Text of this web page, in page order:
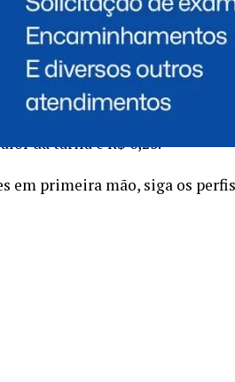
para facilitar o escoamento
uma linha exclusiva de
das 18h30. A mesma linha
da tarifa é R$ 6,25.
em primeira mão, siga os